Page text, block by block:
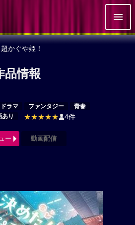
かぐや姫！
品情報
ドラマ ファンタジー
青春
あり ★★★★★ 4件
ー 動画配信